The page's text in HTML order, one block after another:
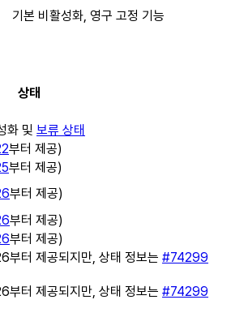
기본 비활성화, 영구 고정 기능
상태
화 및 보류 상태
부터 제공)
부터 제공)
부터 제공)
부터 제공)
부터 제공)
부터 제공되지만, 상태 정보는 #74299
부터 제공되지만, 상태 정보는 #74299